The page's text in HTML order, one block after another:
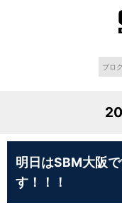
明日はSBM大阪
す！！！